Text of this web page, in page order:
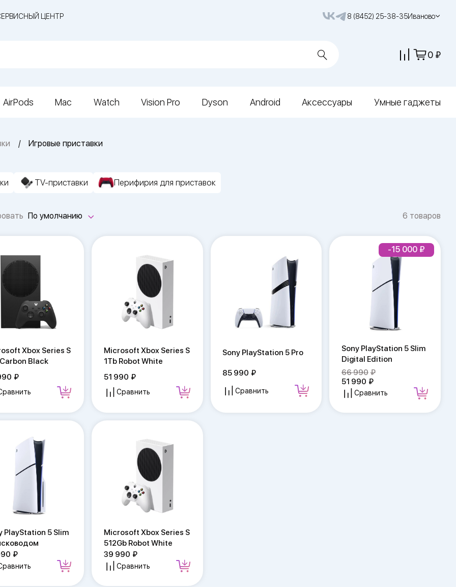
ЦЕНТР 8 (8452) 25-38-35Иваново
0
AirPods Mac Watch Vision Pro Dyson Android Аксессуары Умные гаджеты
Игровые приставки
TV-приставки Перифирия для приставок
По умолчанию 6 товаров
Xbox Series S
Black
Microsoft Xbox Series S
1Tb Robot White
51 990
Сравнить
Sony PlayStation 5 Pro
85 990
Сравнить
Sony PlayStation 5 Slim
Digital Edition
66 990
51 990
Сравнить
-15 000
PlayStation 5 Slim
Microsoft Xbox Series S
512Gb Robot White
39 990
Сравнить